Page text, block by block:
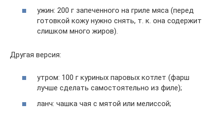
ужин: 200 г запеченного на гриле мяса (перед
готовкой кожу нужно снять, т. к. она содержит
слишком много жиров).
Другая версия:
утром: 100 г куриных паровых котлет (фарш
лучше сделать самостоятельно из филе);
ланч: чашка чая с мятой или мелиссой;